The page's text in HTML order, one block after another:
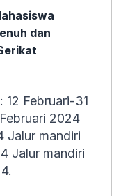
dan
12 Februari-31
2024
Jalur mandiri
Jalur mandiri